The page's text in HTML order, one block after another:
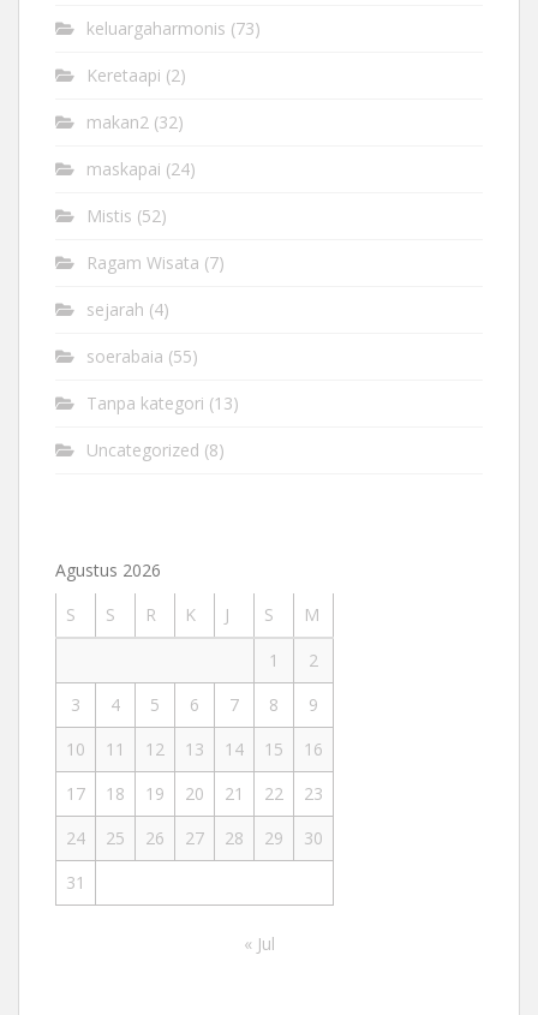
keluargaharmonis (73)
Keretaapi (2)
makan2 (32)
maskapai (24)
Mistis (52)
Ragam Wisata (7)
sejarah (4)
soerabaia (55)
Tanpa kategori (13)
Uncategorized (8)
Agustus 2026
S
S R K J S
M
1
2
3
4 5 6 7 8
9
10
11 12 13 14 15
16
17
18 19 20 21 22
23
24
25 26 27 28 29
30
31
« Jul